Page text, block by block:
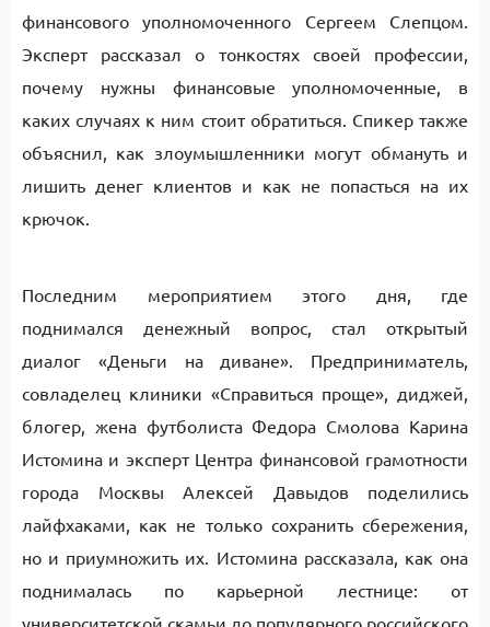
финансового уполномоченного Сергеем Слепцом.
Эксперт рассказал о тонкостях своей профессии,
почему нужны финансовые уполномоченные, в
каких случаях к ним стоит обратиться. Спикер также
объяснил, как злоумышленники могут обмануть и
лишить денег клиентов и как не попасться на их
крючок.
Последним мероприятием этого дня, где
поднимался денежный вопрос, стал открытый
диалог «Деньги на диване». Предприниматель,
совладелец клиники «Справиться проще», диджей,
блогер, жена футболиста Федора Смолова Карина
Истомина и эксперт Центра финансовой грамотности
города Москвы Алексей Давыдов поделились
лайфхаками, как не только сохранить сбережения,
но и приумножить их. Истомина рассказала, как она
поднималась по карьерной лестнице: от
университетской скамьи до популярного российского